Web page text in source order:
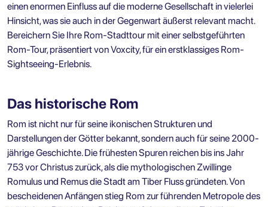
einen enormen Einfluss auf die moderne Gesellschaft in vielerlei
Hinsicht, was sie auch in der Gegenwart äußerst relevant macht.
Bereichern Sie Ihre Rom-Stadttour mit einerselbstgeführten
Rom-Tour, präsentiert von Voxcity, für ein erstklassiges Rom-
Sightseeing-Erlebnis.
Das historische Rom
Rom ist nicht nur für seine ikonischen Strukturen und
Darstellungen der Götter bekannt, sondern auch für seine 2000-
jährige Geschichte. Die frühesten Spuren reichen bis ins Jahr
753 vor Christus zurück, als die mythologischen Zwillinge
Romulus und Remus die Stadt am Tiber Fluss gründeten. Von
bescheidenen Anfängen stieg Rom zur führenden Metropole des